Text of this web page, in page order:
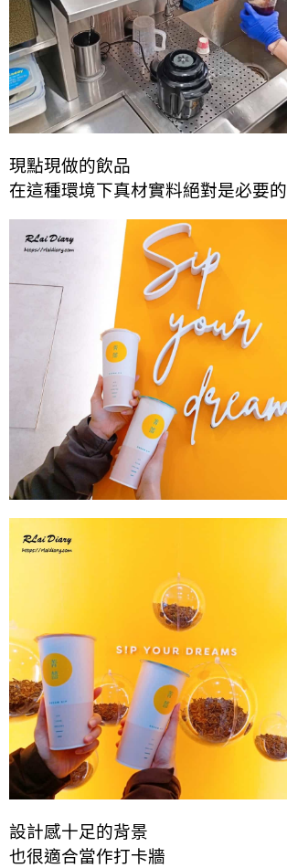
現點現做的飲品
在這種環境下真材實料絕對是必要的
設計感十足的背景
也很適合當作打卡牆